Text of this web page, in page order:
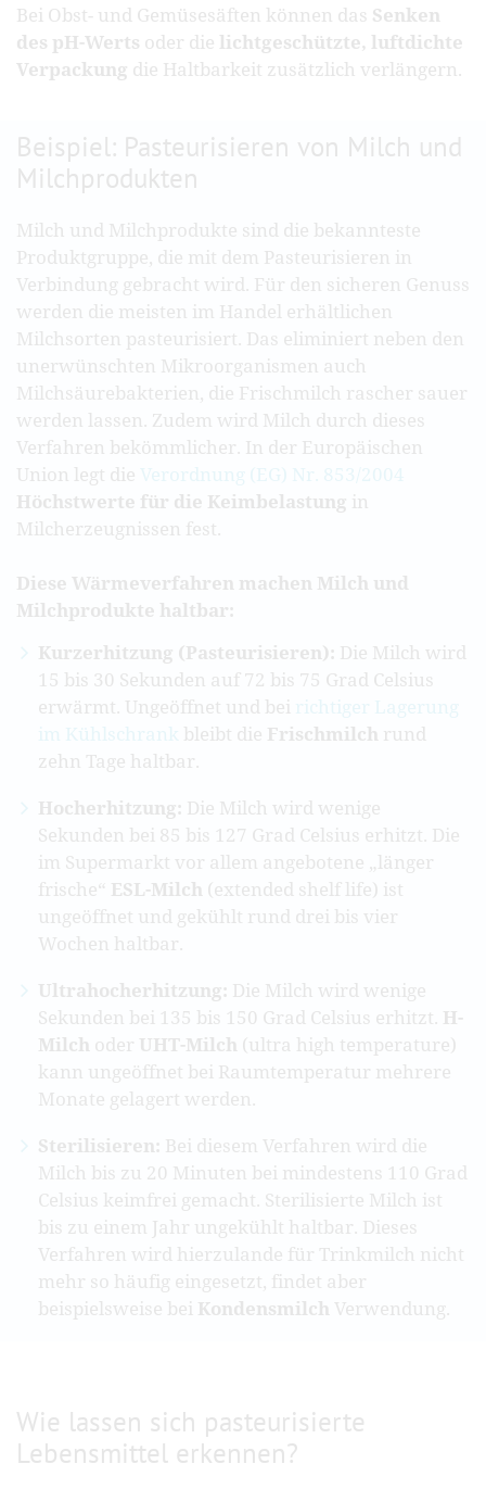
Bei Obst- und Gemüsesäften können das Senken
des pH-Werts oder die lichtgeschützte, luftdichte
Verpackung die Haltbarkeit zusätzlich verlängern.
Beispiel: Pasteurisieren von Milch und
Milchprodukten
Milch und Milchprodukte sind die bekannteste
Produktgruppe, die mit dem Pasteurisieren in
Verbindung gebracht wird. Für den sicheren Genuss
werden die meisten im Handel erhältlichen
Milchsorten pasteurisiert. Das eliminiert neben den
unerwünschten Mikroorganismen auch
Milchsäurebakterien, die Frischmilch rascher sauer
werden lassen. Zudem wird Milch durch dieses
Verfahren bekömmlicher. In der Europäischen
Union legt die
Höchstwerte für die Keimbelastung in
Milcherzeugnissen fest.
Diese Wärmeverfahren machen Milch und
Milchprodukte haltbar:
Kurzerhitzung (Pasteurisieren): Die Milch wird
15 bis 30 Sekunden auf 72 bis 75 Grad Celsius
erwärmt. Ungeöffnet und bei
bleibt die Frischmilch rund
zehn Tage haltbar.
Hocherhitzung: Die Milch wird wenige
Sekunden bei 85 bis 127 Grad Celsius erhitzt. Die
im Supermarkt vor allem angebotene „länger
frische“ ESL-Milch (extended shelf life) ist
ungeöffnet und gekühlt rund drei bis vier
Wochen haltbar.
Ultrahocherhitzung: Die Milch wird wenige
Sekunden bei 135 bis 150 Grad Celsius erhitzt. H-
Milch oder UHT-Milch (ultra high temperature)
kann ungeöffnet bei Raumtemperatur mehrere
Monate gelagert werden.
Sterilisieren: Bei diesem Verfahren wird die
Milch bis zu 20 Minuten bei mindestens 110 Grad
Celsius keimfrei gemacht. Sterilisierte Milch ist
bis zu einem Jahr ungekühlt haltbar. Dieses
Verfahren wird hierzulande für Trinkmilch nicht
mehr so häufig eingesetzt, findet aber
beispielsweise bei Kondensmilch Verwendung.
Wie lassen sich pasteurisierte
Lebensmittel erkennen?